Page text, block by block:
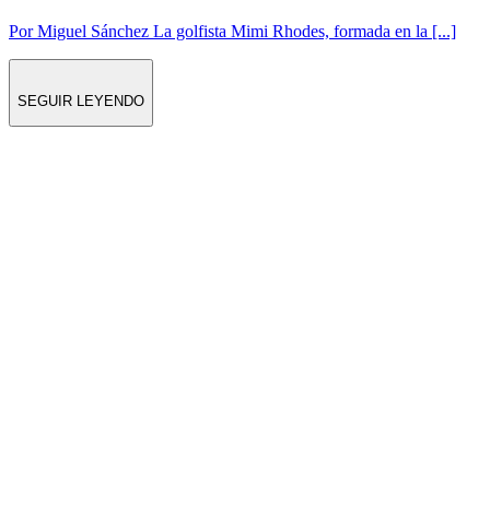
Por Miguel Sánchez La golfista Mimi Rhodes, formada en la [...]
SEGUIR LEYENDO